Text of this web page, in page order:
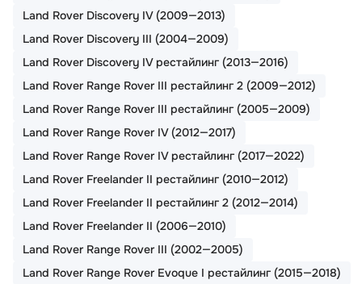
Land Rover Discovery IV (2009—2013)
Land Rover Discovery III (2004—2009)
Land Rover Discovery IV рестайлинг (2013—2016)
Land Rover Range Rover III рестайлинг 2 (2009—2012)
Land Rover Range Rover III рестайлинг (2005—2009)
Land Rover Range Rover IV (2012—2017)
Land Rover Range Rover IV рестайлинг (2017—2022)
Land Rover Freelander II рестайлинг (2010—2012)
Land Rover Freelander II рестайлинг 2 (2012—2014)
Land Rover Freelander II (2006—2010)
Land Rover Range Rover III (2002—2005)
Land Rover Range Rover Evoque I рестайлинг (2015—2018)